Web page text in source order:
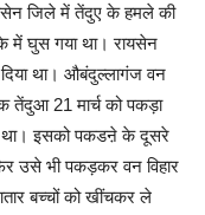
जिले में तेंदुए के हमले की
में घुस गया था। रायसेन
था। औबंदुल्लागंज वन
21 मार्च को पकड़ा
था। इसको पकडऩे के दूसरे
उसे भी पकड़कर वन विहार
बच्चों को खींचकर ले